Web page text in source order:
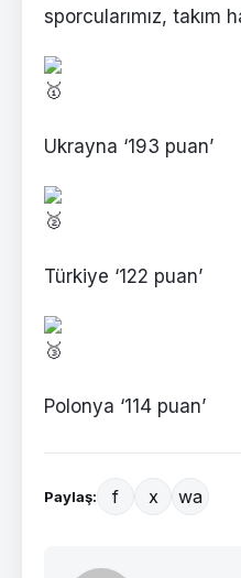
sporcularımız, takım
Ukrayna ‘193 puan’
Türkiye ‘122 puan’
Polonya ‘114 puan’
Paylaş: f x wa